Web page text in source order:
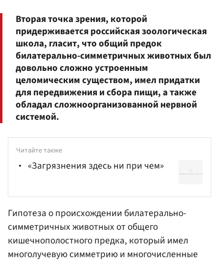
Вторая точка зрения, которой
придерживается российская зоологическая
школа, гласит, что общий предок
билатерально-симметричных животных был
довольно сложно устроенным
целомическим существом, имел придатки
для передвижения и сбора пищи, а также
обладал сложноорганизованной нервной
системой.
Читайте также
«Загрязнения здесь ни при чем»
Гипотеза о происхождении билатерально-
симметричных животных от общего
кишечнополостного предка, который имел
многолучевую симметрию и многочисленные